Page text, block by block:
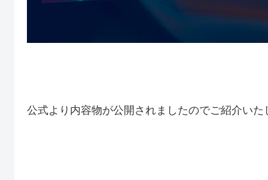
公式より内容物が公開されましたのでご紹介いた